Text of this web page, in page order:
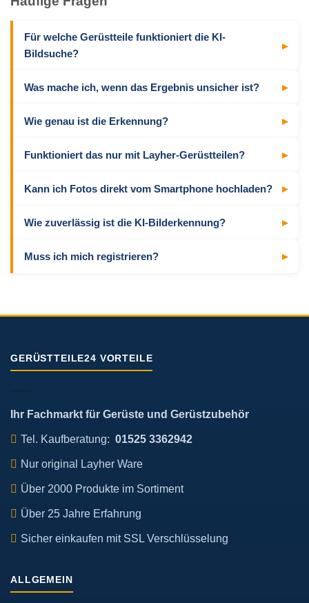
Für welche Gerüstteile funktioniert die KI-
Bildsuche?
Was mache ich, wenn das Ergebnis unsicher ist?
Wie genau ist die Erkennung?
Funktioniert das nur mit Layher-Gerüstteilen?
Kann ich Fotos direkt vom Smartphone hochladen?
Wie zuverlässig ist die KI-Bilderkennung?
Muss ich mich registrieren?
GERÜSTTEILE24 VORTEILE
Ihr Fachmarkt für Gerüste und Gerüstzubehör
Tel. Kaufberatung: 01525 3362942
Nur original Layher Ware
Über 2000 Produkte im Sortiment
Über 25 Jahre Erfahrung
Sicher einkaufen mit SSL Verschlüsselung
ALLGEMEIN